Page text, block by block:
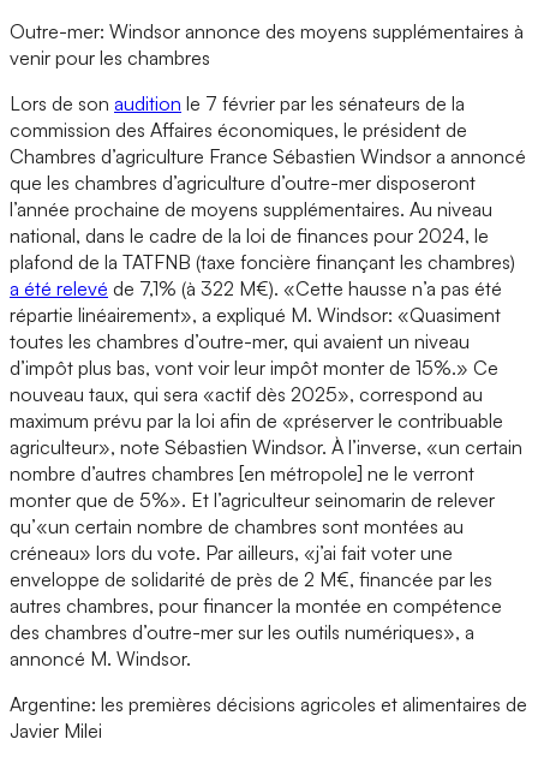
Outre-mer: Windsor annonce des moyens supplémentaires à
venir pour les chambres
Lors de son audition le 7 février par les sénateurs de la
commission des Affaires économiques, le président de
Chambres d’agriculture France Sébastien Windsor a annoncé
que les chambres d’agriculture d’outre-mer disposeront
l’année prochaine de moyens supplémentaires. Au niveau
national, dans le cadre de la loi de finances pour 2024, le
plafond de la TATFNB (taxe foncière finançant les chambres)
a été relevé de 7,1% (à 322 M€). «Cette hausse n’a pas été
répartie linéairement», a expliqué M. Windsor: «Quasiment
toutes les chambres d’outre-mer, qui avaient un niveau
d’impôt plus bas, vont voir leur impôt monter de 15%.» Ce
nouveau taux, qui sera «actif dès 2025», correspond au
maximum prévu par la loi afin de «préserver le contribuable
agriculteur», note Sébastien Windsor. À l’inverse, «un certain
nombre d’autres chambres [en métropole] ne le verront
monter que de 5%». Et l’agriculteur seinomarin de relever
qu’«un certain nombre de chambres sont montées au
créneau» lors du vote. Par ailleurs, «j’ai fait voter une
enveloppe de solidarité de près de 2 M€, financée par les
autres chambres, pour financer la montée en compétence
des chambres d’outre-mer sur les outils numériques», a
annoncé M. Windsor.
Argentine: les premières décisions agricoles et alimentaires de
Javier Milei